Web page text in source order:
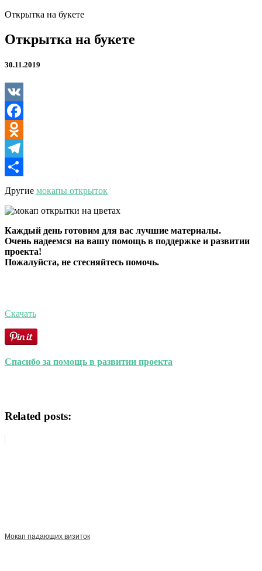
Открытка на букете
Открытка на букете
30.11.2019
VK
Facebook
Odnoklassniki
Telegram
Отправить
Другие мокапы открыток
Каждый день готовим для вас лучшие материалы.
Очень надеемся на вашу помощь в поддержке и развитии
проекта!
Пожалуйста, не стесняйтесь помочь.
Скачать
Спасибо за помощь в развитии проекта
Related posts:
Мокап падающих визиток